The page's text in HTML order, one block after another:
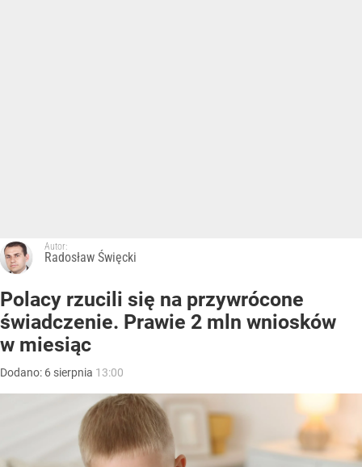
Autor:
Radosław Święcki
Polacy rzucili się na przywrócone
świadczenie. Prawie 2 mln wniosków
w miesiąc
Dodano: 6 sierpnia 13:00